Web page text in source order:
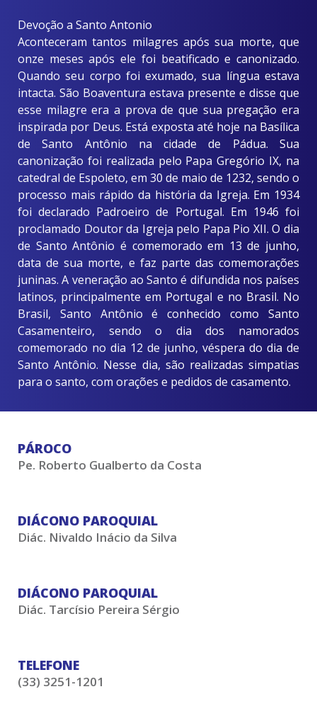
Devoção a Santo Antonio
Aconteceram tantos milagres após sua morte, que
onze meses após ele foi beatificado e canonizado.
Quando seu corpo foi exumado, sua língua estava
intacta. São Boaventura estava presente e disse que
esse milagre era a prova de que sua pregação era
inspirada por Deus. Está exposta até hoje na Basílica
de Santo Antônio na cidade de Pádua. Sua
canonização foi realizada pelo Papa Gregório IX, na
catedral de Espoleto, em 30 de maio de 1232, sendo o
processo mais rápido da história da Igreja. Em 1934
foi declarado Padroeiro de Portugal. Em 1946 foi
proclamado Doutor da Igreja pelo Papa Pio XII. O dia
de Santo Antônio é comemorado em 13 de junho,
data de sua morte, e faz parte das comemorações
juninas. A veneração ao Santo é difundida nos países
latinos, principalmente em Portugal e no Brasil. No
Brasil, Santo Antônio é conhecido como Santo
Casamenteiro, sendo o dia dos namorados
comemorado no dia 12 de junho, véspera do dia de
Santo Antônio. Nesse dia, são realizadas simpatias
para o santo, com orações e pedidos de casamento.
PÁROCO
Pe. Roberto Gualberto da Costa
DIÁCONO PAROQUIAL
Diác. Nivaldo Inácio da Silva
DIÁCONO PAROQUIAL
Diác. Tarcísio Pereira Sérgio
TELEFONE
(33) 3251-1201